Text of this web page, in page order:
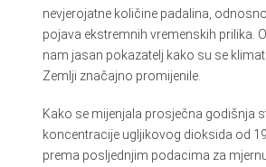
nevjerojatne količine padalina,
pojava ekstremnih vremenskih prilika.
nam jasan pokazatelj kako su se
Zemlji značajno promijenile.
Kako se mijenjala prosječna godišnja
koncentracije ugljikovog dioksida od
prema posljednjim podacima za